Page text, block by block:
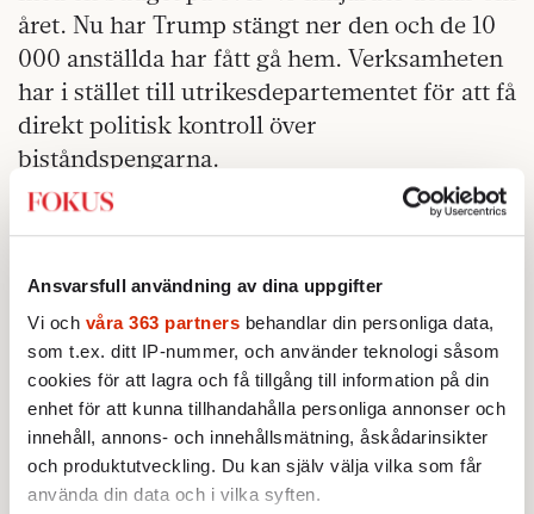
Ansvarsfull användning av dina uppgifter
Vi och våra 363 partners behandlar din personliga data,
som t.ex. ditt IP-nummer, och använder teknologi såsom
cookies för att lagra och få tillgång till information på din
enhet för att kunna tillhandahålla personliga annonser och
innehåll, annons- och innehållsmätning, åskådarinsikter
och produktutveckling. Du kan själv välja vilka som får
använda din data och i vilka syften.
året. Nu har Trump stängt ner den och de 10
000 anställda har fått gå hem. Verksamheten
har i stället till utrikesdepartementet för att få
direkt politisk kontroll över
biståndspengarna.